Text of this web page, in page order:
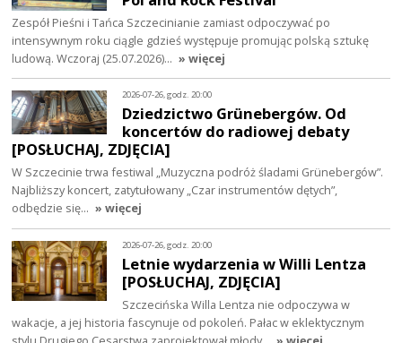
Zespół Pieśni i Tańca Szczecinianie zamiast odpoczywać po
intensywnym roku ciągle gdzieś występuje promując polską sztukę
ludową. Wczoraj (25.07.2026)… » więcej
2026-07-26, godz. 20:00
Dziedzictwo Grünebergów. Od
koncertów do radiowej debaty
[POSŁUCHAJ, ZDJĘCIA]
W Szczecinie trwa festiwal „Muzyczna podróż śladami Grünebergów”.
Najbliższy koncert, zatytułowany „Czar instrumentów dętych”,
odbędzie się… » więcej
2026-07-26, godz. 20:00
Letnie wydarzenia w Willi Lentza
[POSŁUCHAJ, ZDJĘCIA]
Szczecińska Willa Lentza nie odpoczywa w
wakacje, a jej historia fascynuje od pokoleń. Pałac w eklektycznym